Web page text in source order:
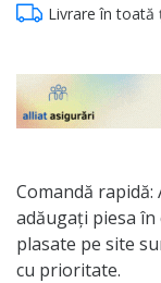
Livrare în toată
Comandă rapidă:
adăugați piesa în
plasate pe site
cu prioritate.